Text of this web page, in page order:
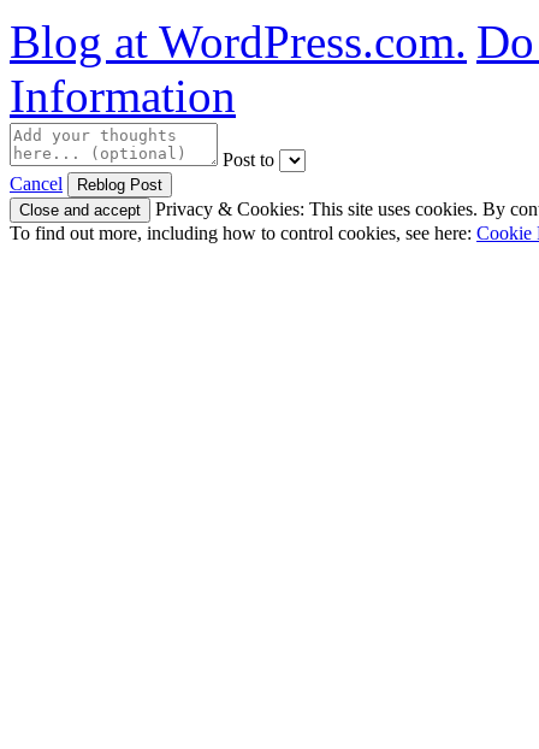
Blog at WordPress.com.
Information
Post to
Cancel
Privacy & Cookies: This site uses cookies. By
To find out more, including how to control cookies, see here: Cookie